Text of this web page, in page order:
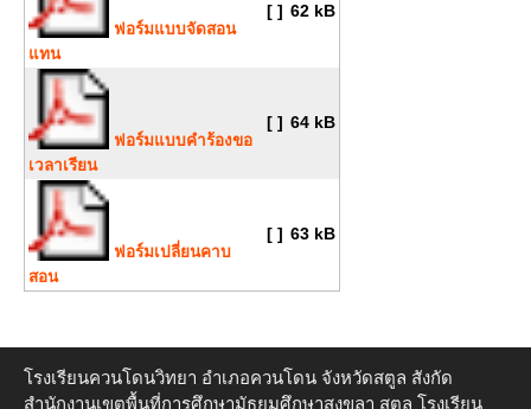
ฟอร์มแบบจัดสอน
แทน
[ ] 62 kB
ฟอร์มแบบคำร้องขอ
เวลาเรียน
[ ] 64 kB
ฟอร์มเปลี่ยนคาบ
สอน
[ ] 63 kB
โรงเรียนควนโดนวิทยา อำเภอควนโดน จังหวัดสตูล สังกัด
สำนักงานเขตพื้นที่การศึกษามัธยมศึกษาสงขลา สตูล โรงเรียน